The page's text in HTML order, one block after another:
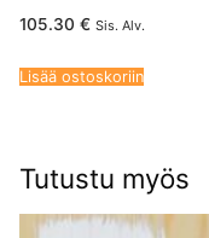
105.30 € Sis. Alv.
Lisää ostoskoriin
Tutustu myös